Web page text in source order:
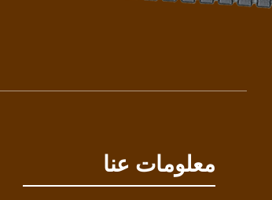
معلومات عنا